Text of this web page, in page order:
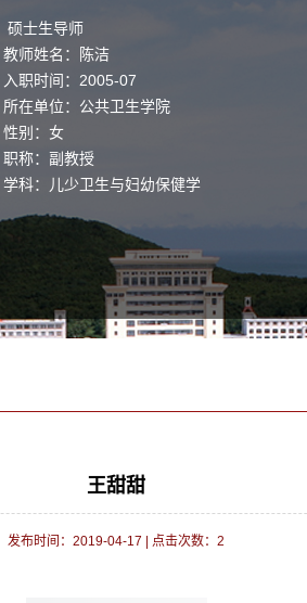
硕士生导师
教师姓名：陈洁
入职时间：2005-07
所在单位：公共卫生学院
性别：女
职称：副教授
学科：儿少卫生与妇幼保健学
王甜甜
发布时间：2019-04-17 点击次数： 2